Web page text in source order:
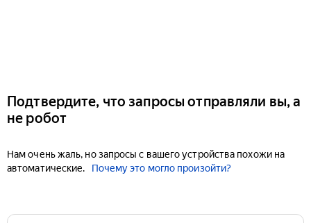
Подтвердите, что запросы отправляли вы, а
не робот
Нам очень жаль, но запросы с вашего устройства похожи на
автоматические.
Почему это могло произойти?